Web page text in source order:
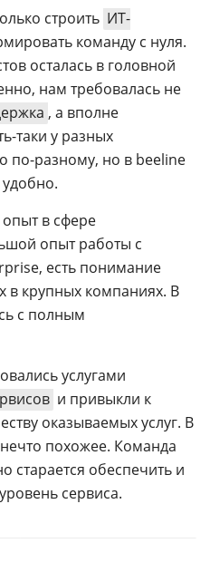
строить ИТ-
команду с нуля.
осталась в головной
нам требовалась не
, а вполне
таки у разных
по-разному, но в beeline
в сфере
опыт работы с
есть понимание
в крупных компаниях. В
с полным
услугами
и привыкли к
оказываемых услуг. В
похожее. Команда
старается обеспечить и
сервиса.